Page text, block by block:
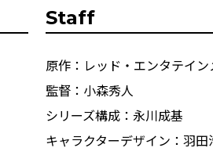
Staff
原作：レッド・エンタテイ
監督：小森秀人
シリーズ構成：永川成基
キャラクターデザイン：羽田